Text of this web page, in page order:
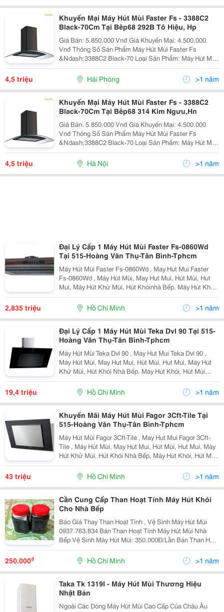
Khuyến Mại Máy Hút Mùi Faster Fs - 3388C2
Black-70Cm Tại Bêp68 292B Tô Hiệu, Hp
Giá Bán: 5.850.000 Vnđ Giá Khuyến Mại: 4.500.000
Vnđ Thông Số Sản Phẩm Máy Hút Mùi Faster Fs
&Ndash;3388C2 Black-70 Loại Sản Phẩm: Máy Hút Mùi
Tum Kính Mã Sản Phẩm: Fs &Ndash;3388C2
Black&Ndash;70 Hãng Sản Xuất: Fas
4,5 triệu Hải Phòng >1 năm
Khuyến Mại Máy Hút Mùi Faster Fs - 3388C2
Black-70Cm Tại Bêp68 314 Kim Ngưu,Hn
Giá Bán: 5.850.000 Vnđ Giá Khuyến Mại: 4.500.000
Vnđ Thông Số Sản Phẩm Máy Hút Mùi Faster Fs
&Ndash;3388C2 Black-70 Loại Sản Phẩm: Máy Hút Mùi
Tum Kính Mã Sản Phẩm: Fs &Ndash;3388C2
4,5 triệu Hà Nội >1 năm
Đại Lý Cấp 1 Máy Hút Mùi Faster Fs-0860Wd
Tại 515-Hoàng Văn Thụ-Tân Bình-Tphcm
Máy Hút Mùi Faster Fs-0860Wd , May Hut Mui Faster
Fs-0860Wd , Máy Hút Mùi, May Hut Mui, Hút Mùi, Hut
Mui, Máy Hút Khử Mùi, Hút Khóinhà Bếp, Máy Hút Khói,
Hút Mùi Đảo, Hút Mùi Cổ Điển, Hút Mùi Độc Lập Máy Hút
Mù I Faster Fs-0860Wd G Iá Khuyến Mãi
2,835 triệu Hồ Chí Minh >1 năm
Đại Lý Cấp 1 Máy Hút Mùi Teka Dvl 90 Tại 515-
Hoàng Văn Thụ-Tân Bình-Tphcm
Máy Hút Mùi Teka Dvl 90 , May Hut Mui Teka Dvl 90 ,
Máy Hút Mùi, May Hut Mui, Hút Mùi, Hut Mui, Máy Hút
Khử Mùi, Hút Khói Nhà Bếp, Máy Hút Khói, Hút Mùi
Đảo, Hút Mùi Cổ Điển, Hút Mùi Độc Lập Máy Hút Mùi
Teka Dvl 90 G Iá Khuyến Mãi :19.400.000 Vn
19,4 triệu Hồ Chí Minh >1 năm
Khuyến Mãi Máy Hút Mùi Fagor 3Cft-Tile Tại
515-Hoàng Văn Thụ-Tân Bình-Tphcm
Máy Hút Mùi Fagor 3Cft-Tile , May Hut Mui Fagor 3Cft-
Tile , Máy Hút Mùi, May Hut Mui, Hút Mùi, Hut Mui, Máy
Hút Khử Mùi, Hút Khói Nhà Bếp, Máy Hút Khói, Hút Mùi
Đảo, Hút Mùi Cổ Điển, Hút Mùi Độc Lập Máy Hút Mùi
Fagor 3Cft-Tile Giá Khuyến Mãi : 4
43 triệu Hồ Chí Minh >1 năm
Cần Cung Cấp Than Hoạt Tính Máy Hút Khói
Cho Nhà Bếp
Báo Giá Thay Than Hoạt Tính , Vệ Sinh Máy Hút Mùi
0937.763.834 Bán Than Hoạt Tính Máy Hút Mùi Nhà
Bếp Vệ Sinh Máy Hút Mùi: 350.000Đ/Lần Bán Than Hoạt
Tính 1 Hộp: 250.000Đ Vệ Sinh + Thay Than:
450.000Đ/Lần Vệ Sinh Thay Than Hoạt Tí
250.000₫ Hồ Chí Minh >1 năm
Taka Tk 1319I - Máy Hút Mùi Thương Hiệu
Nhật Bản
Ngoài Các Dòng Máy Hút Mùi Cao Cấp Của Châu Âu